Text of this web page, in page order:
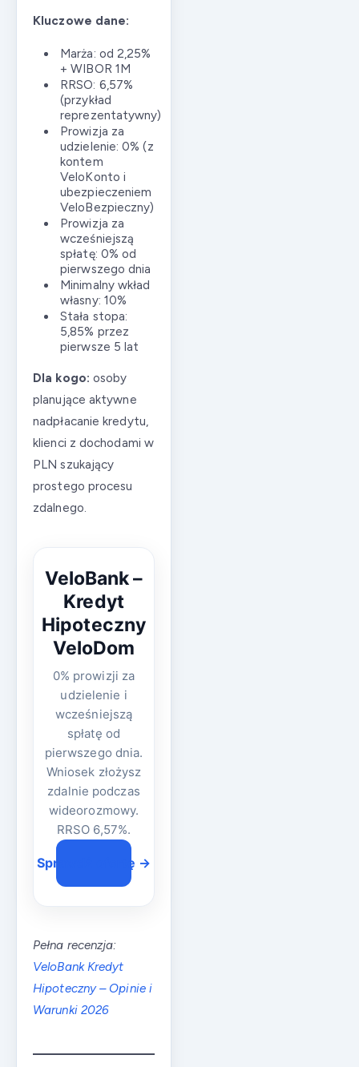
Kluczowe dane:
Marża: od 2,25%
+ WIBOR 1M
RRSO: 6,57%
(przykład
reprezentatywny)
Prowizja za
udzielenie: 0% (z
kontem
VeloKonto i
ubezpieczeniem
VeloBezpieczny)
Prowizja za
wcześniejszą
spłatę: 0% od
pierwszego dnia
Minimalny wkład
własny: 10%
Stała stopa:
5,85% przez
pierwsze 5 lat
Dla kogo: osoby
planujące aktywne
nadpłacanie kredytu,
klienci z dochodami w
PLN szukający
prostego procesu
zdalnego.
VeloBank –
Kredyt
Hipoteczny
VeloDom
0% prowizji za
udzielenie i
wcześniejszą
spłatę od
pierwszego dnia.
Wniosek złożysz
zdalnie podczas
wideorozmowy.
RRSO 6,57%.
Sprawdź ofertę →
Pełna recenzja:
VeloBank Kredyt
Hipoteczny – Opinie i
Warunki 2026